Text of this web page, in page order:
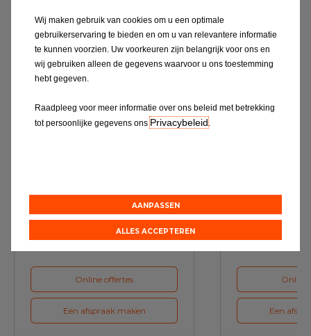
Ontdek alles
Maak bij ons een afspraak voor
het volgende onderhoud van uw
Online offertes
Een afspraak maken
ons een
Online
Een
Wij maken gebruik van cookies om u een optimale
gebruikerservaring te bieden en om u van relevantere informatie
te kunnen voorzien. Uw voorkeuren zijn belangrijk voor ons en
wij gebruiken alleen de gegevens waarvoor u ons toestemming
hebt gegeven.
Raadpleeg voor meer informatie over ons beleid met betrekking
tot persoonlijke gegevens onsPrivacybeleid.
AANPASSEN
ALLES ACCEPTEREN